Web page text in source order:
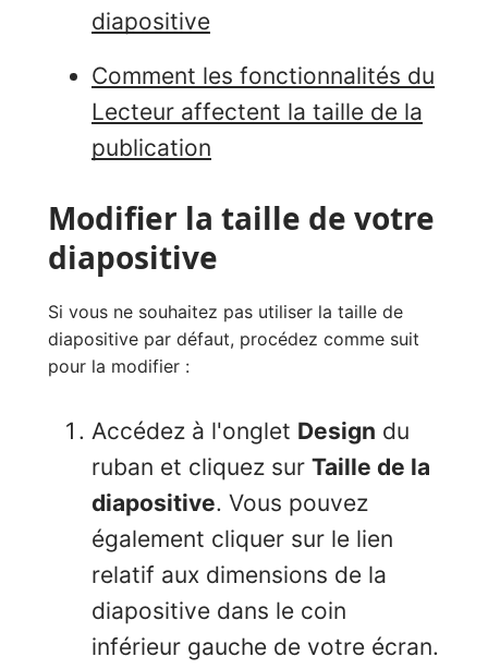
diapositive
Comment les fonctionnalités du
Lecteur affectent la taille de la
publication
Modifier la taille de votre
diapositive
Si vous ne souhaitez pas utiliser la taille de
diapositive par défaut, procédez comme suit
pour la modifier :
Accédez à l'onglet Design du
ruban et cliquez sur Taille de la
diapositive. Vous pouvez
également cliquer sur le lien
relatif aux dimensions de la
diapositive dans le coin
inférieur gauche de votre écran.